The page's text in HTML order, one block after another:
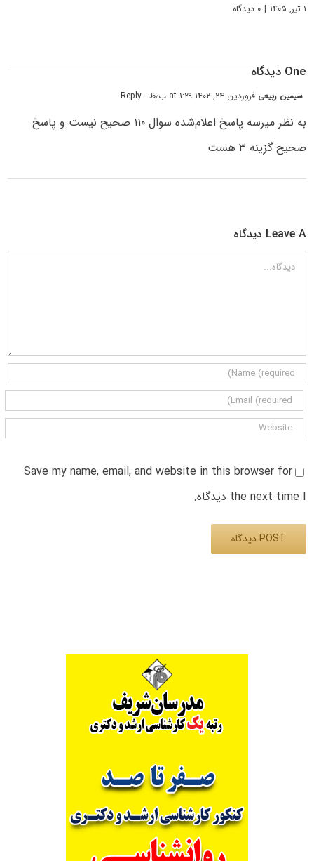
۱ تیر, ۱۴۰۵ | ۰ دیدگاه
One دیدگاه
سیمین ربیعی فروردین ۲۴, ۱۴۰۲ at ۱:۲۹ ب٫ظ - Reply
به نظر میرسه پاسخ اعلام‌شده سوال ۱۱۰ صحیح نیست و پاسخ
صحیح گزینه ۳ هست
Leave A دیدگاه
دیدگاه
Save my name, email, and website in this browser for
the next time I دیدگاه.